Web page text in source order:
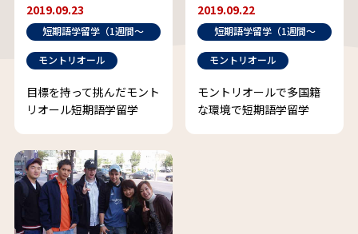
2019.09.23
短期語学留学（1週間～
モントリオール
目標を持って挑んだモント
リオール短期語学留学
2019.09.22
短期語学留学（1週間～
モントリオール
モントリオールで多国籍
な環境で短期語学留学